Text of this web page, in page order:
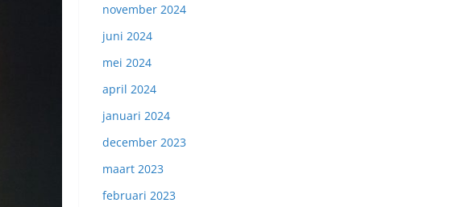
november 2024
juni 2024
mei 2024
april 2024
januari 2024
december 2023
maart 2023
februari 2023